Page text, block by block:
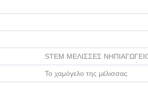
STEM ΜΕΛΙΣΣΕΣ
Το χαμόγελο της μέλισσας